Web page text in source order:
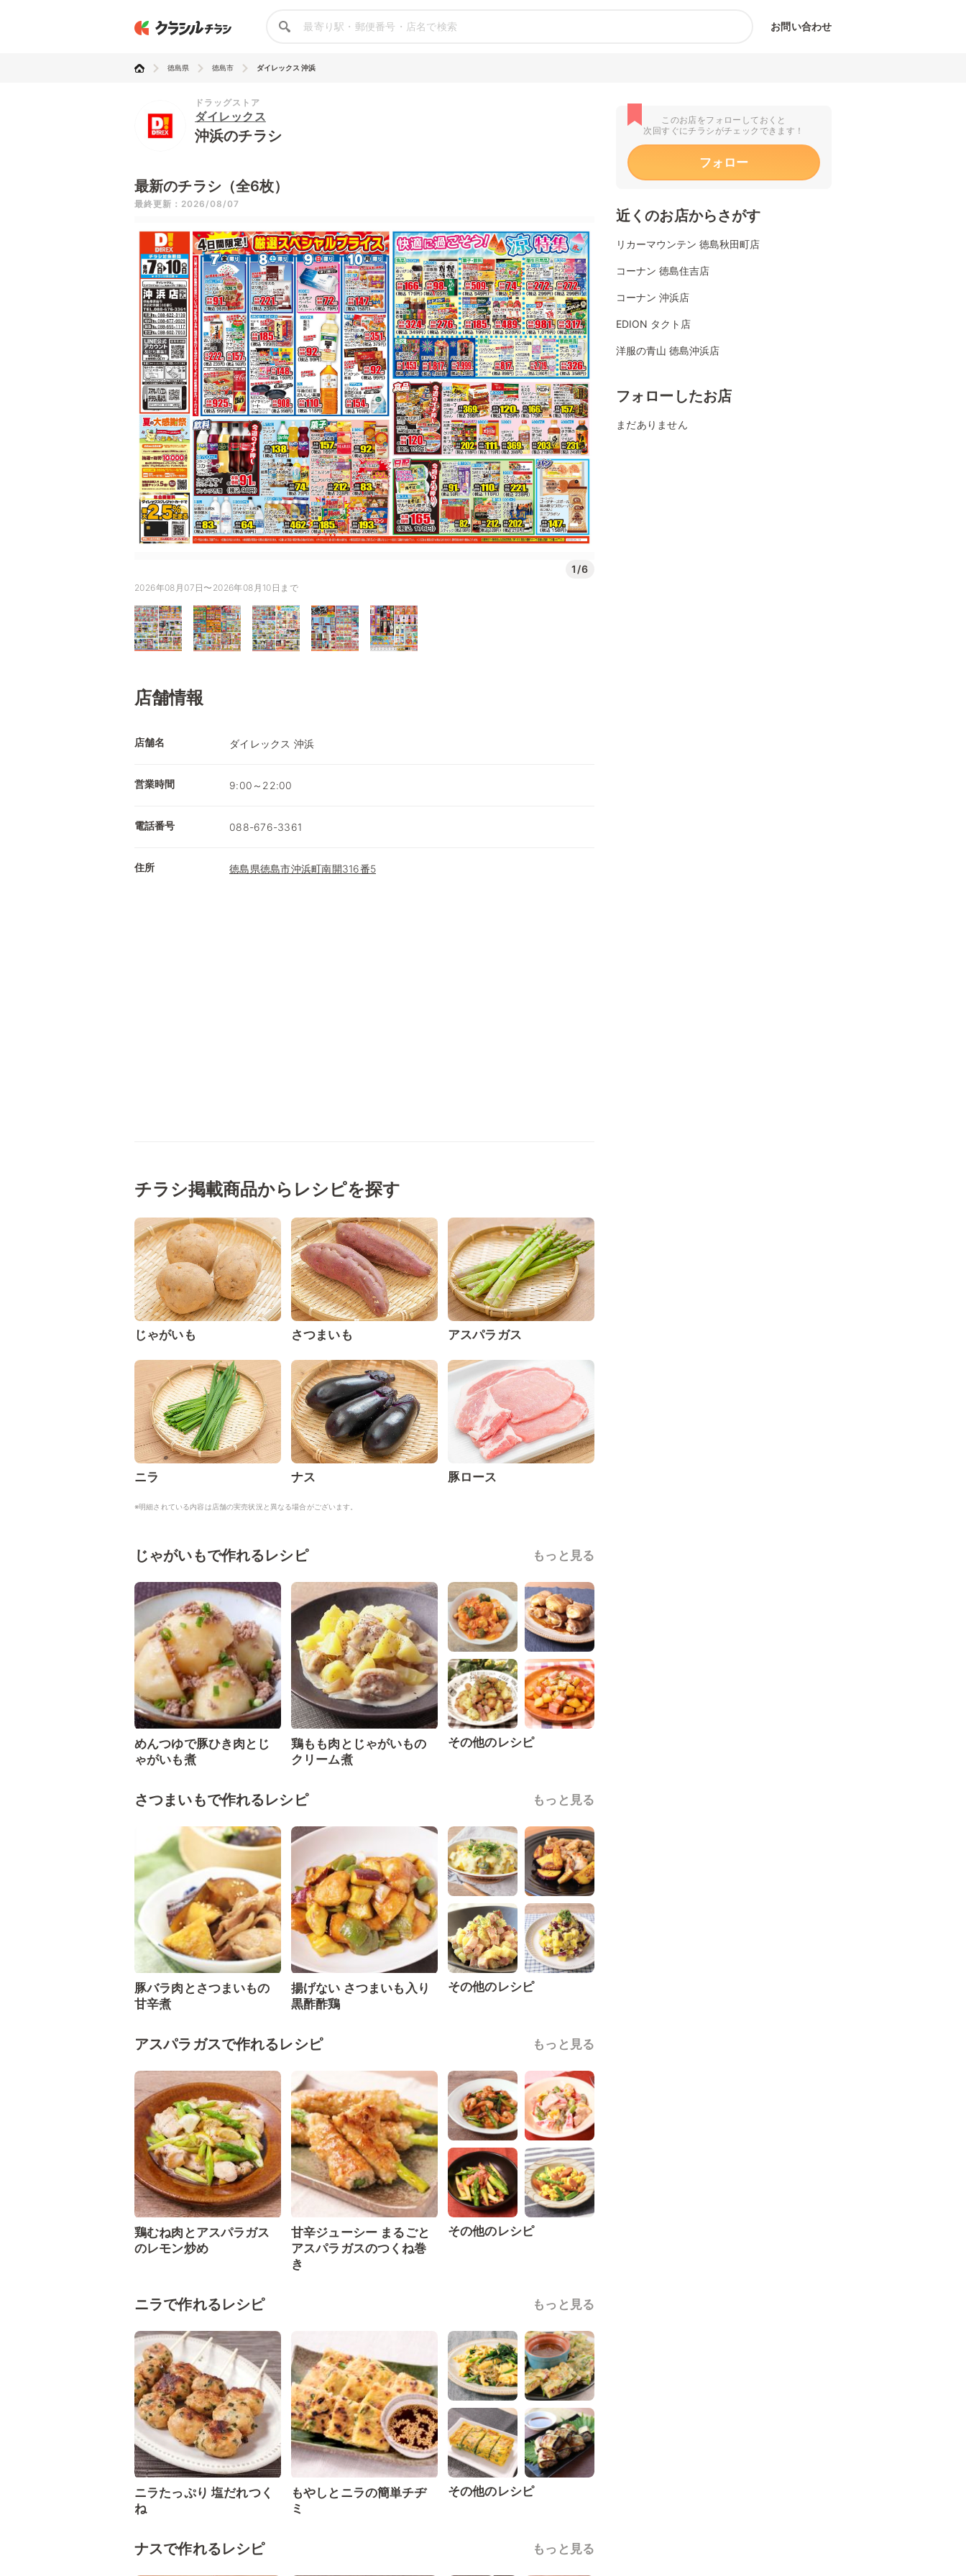
お問い合わせ
徳島県 徳島市 ダイレックス 沖浜
ドラッグストア
ダイレックス
沖浜のチラシ
最新のチラシ（全6枚）
最終更新：2026/08/07
1/6
2026年08月07日〜2026年08月10日まで
店舗情報
店舗名 ダイレックス 沖浜
営業時間 9:00～22:00
電話番号 088-676-3361
住所 徳島県徳島市沖浜町南開316番5
チラシ掲載商品からレシピを探す
じゃがいも さつまいも アスパラガス
ニラ ナス 豚ロース
※明細されている内容は店舗の実売状況と異なる場合がございます。
じゃがいもで作れるレシピ もっと見る
めんつゆで豚ひき肉とじ
ゃがいも煮
鶏もも肉とじゃがいもの
クリーム煮
その他のレシピ
さつまいもで作れるレシピ もっと見る
豚バラ肉とさつまいもの
甘辛煮
揚げない さつまいも入り
黒酢酢鶏
その他のレシピ
アスパラガスで作れるレシピ もっと見る
鶏むね肉とアスパラガス
のレモン炒め
甘辛ジューシー まるごと
アスパラガスのつくね巻
き
その他のレシピ
ニラで作れるレシピ もっと見る
ニラたっぷり 塩だれつく
ね
もやしとニラの簡単チヂ
ミ
その他のレシピ
ナスで作れるレシピ もっと見る
このお店をフォローしておくと
次回すぐにチラシがチェックできます！
フォロー
近くのお店からさがす
リカーマウンテン 徳島秋田町店
コーナン 徳島住吉店
コーナン 沖浜店
EDION タクト店
洋服の青山 徳島沖浜店
フォローしたお店
まだありません